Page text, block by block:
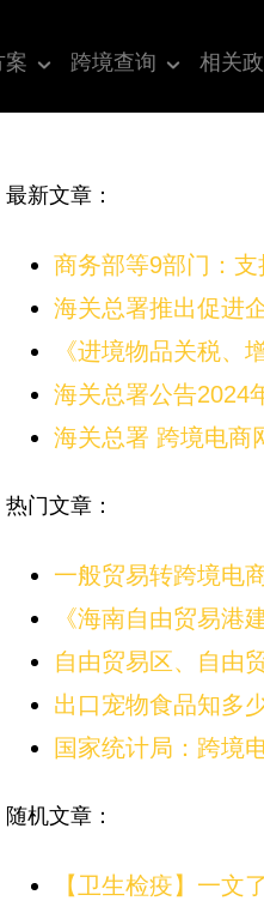
案 跨境查询 相关
最新文章：
商务部等9部门：
海关总署推出促进
《进境物品关税、
海关总署公告2024
海关总署 跨境电商
热门文章：
一般贸易转跨境电
《海南自由贸易港
自由贸易区、自由
出口宠物食品知多
国家统计局：跨境
随机文章：
【卫生检疫】一文